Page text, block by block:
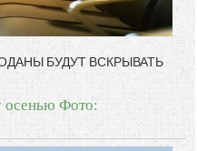
БУДУТ ВСКРЫВАТЬ
осенью Фото: